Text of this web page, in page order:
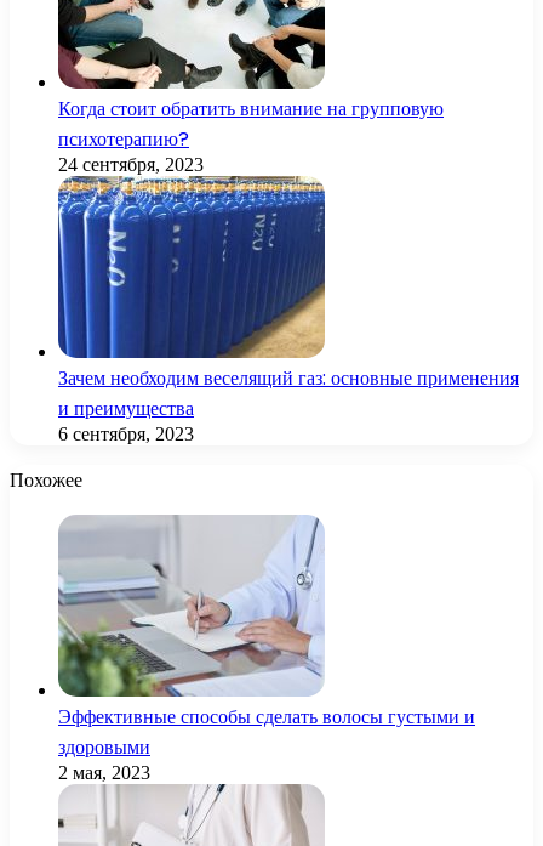
Когда стоит обратить внимание на групповую
психотерапию?
24 сентября, 2023
Зачем необходим веселящий газ: основные применения
и преимущества
6 сентября, 2023
Похожее
Эффективные способы сделать волосы густыми и
здоровыми
2 мая, 2023